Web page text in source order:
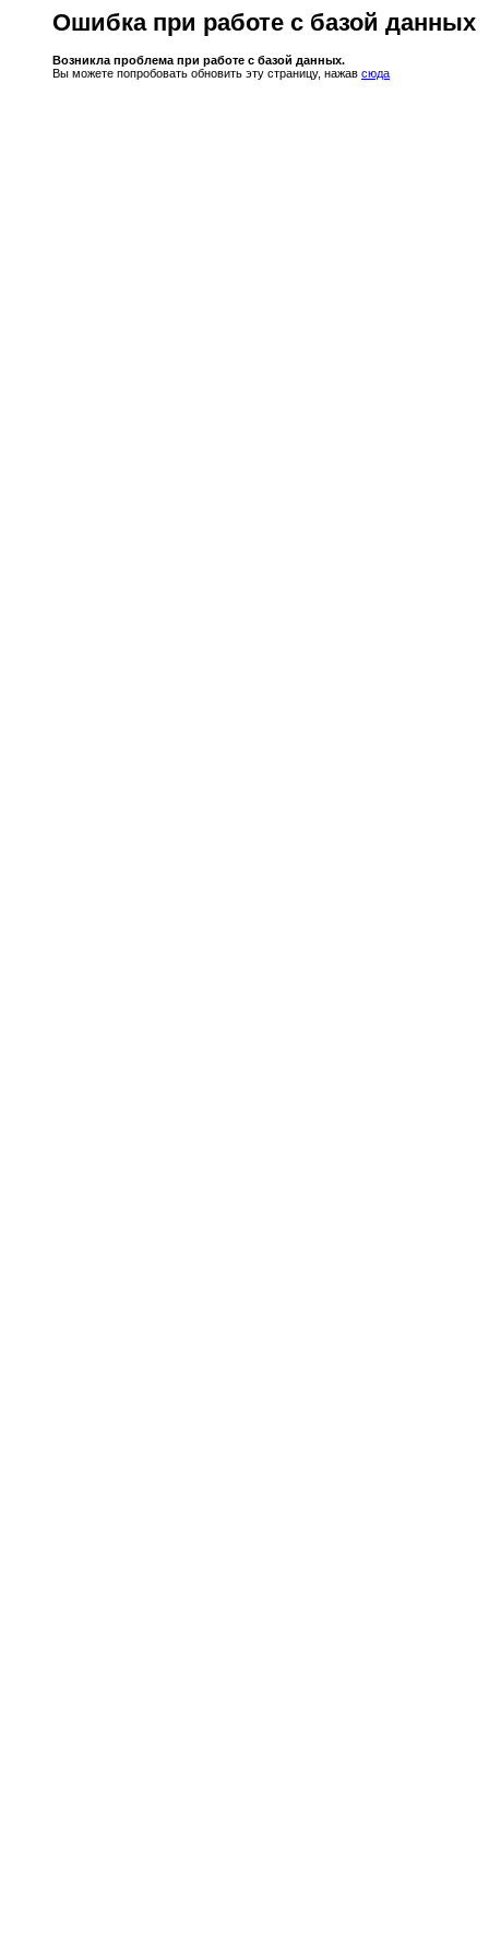
Ошибка при работе с базой данных
Возникла проблема при работе с базой данных.
Вы можете попробовать обновить эту страницу, нажав сюда